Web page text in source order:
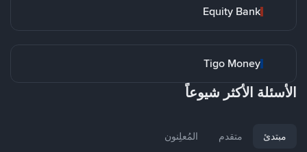
Equity Bank
Tigo Money
الأسئلة الأكثر شيوعاً
مبتدئ متقدم المُعلِنون